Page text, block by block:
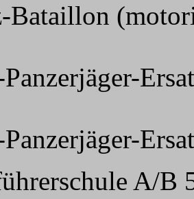
Bataillon
A/B